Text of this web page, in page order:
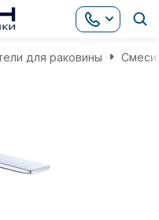
для раковины